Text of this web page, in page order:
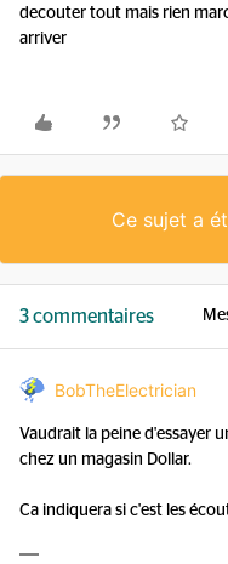
decouter tout mais rien
arriver
Ce sujet a
3 commentaires
BobTheElectrician
Vaudrait la peine d'essayer
chez un magasin Dollar.
Ca indiquera si c'est les